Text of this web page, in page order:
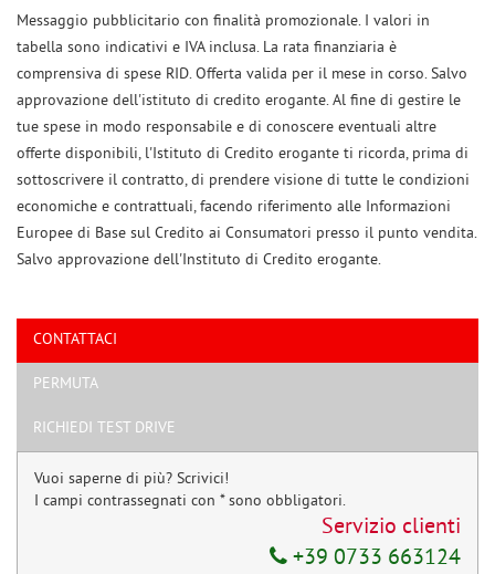
Contattaci
Ho letto e accetto
Acconsento al trattamento dei miei dati per finalità di marketing
Invia la tua richiesta
Messaggio pubblicitario con finalità promozionale. I valori in
tabella sono indicativi e IVA inclusa. La rata finanziaria è
comprensiva di spese RID. Offerta valida per il mese in corso. Salvo
approvazione dell'istituto di credito erogante. Al fine di gestire le
tue spese in modo responsabile e di conoscere eventuali altre
offerte disponibili, l'Istituto di Credito erogante ti ricorda, prima di
sottoscrivere il contratto, di prendere visione di tutte le condizioni
economiche e contrattuali, facendo riferimento alle Informazioni
Europee di Base sul Credito ai Consumatori presso il punto vendita.
Salvo approvazione dell'Instituto di Credito erogante.
CONTATTACI
PERMUTA
RICHIEDI TEST DRIVE
Vuoi saperne di più? Scrivici!
I campi contrassegnati con * sono obbligatori.
Servizio clienti
+39 0733 663124